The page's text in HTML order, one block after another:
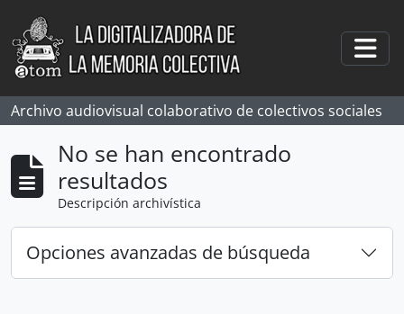
Skip to main content
Archivo audiovisual colaborativo de colectivos sociales
No se han encontrado
resultados
Descripción archivística
Opciones avanzadas de búsqueda